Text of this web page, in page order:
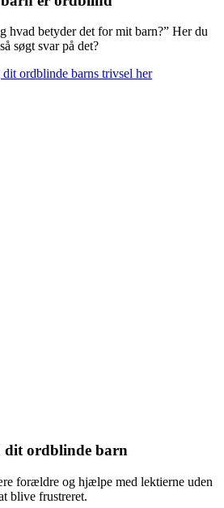
hvad betyder det for mit barn?” Her du
søgt svar på det?
dit ordblinde barns trivsel her
dit ordblinde barn
forældre og hjælpe med lektierne uden
blive frustreret.